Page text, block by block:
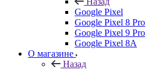
Google Pixel
Google Pixel 8 Pro
Google Pixel 9 Pro
Google Pixel 8A
О магазине
Назад